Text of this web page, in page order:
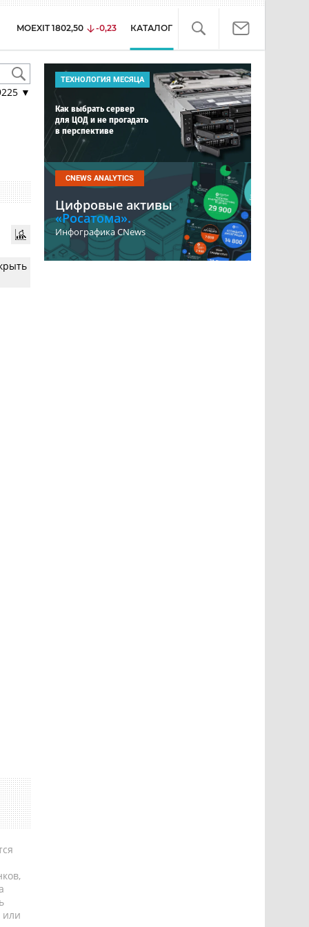
MOEXIT 1802,50 -0,23 КАТАЛОГ
▼
или
ТЕХНОЛОГИЯ МЕСЯЦА
Как выбрать сервер
для ЦОД и не прогадать
в перспективе
CNEWS ANALYTICS
Цифровые активы
«Росатома».
Инфографика CNews